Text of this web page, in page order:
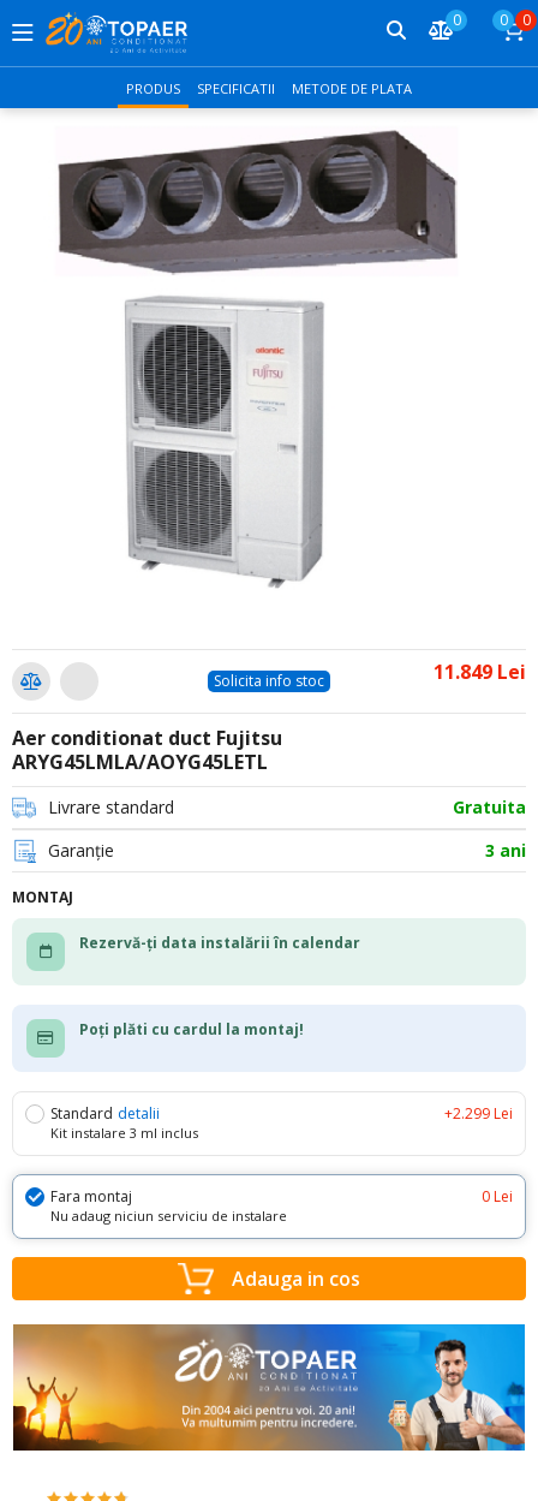
0 0 0
PRODUS SPECIFICATII METODE DE PLATA
Solicita info stoc 11.849 Lei
Aer conditionat duct Fujitsu
ARYG45LMLA/AOYG45LETL
Livrare standard
Gratuita
Garanție
3 ani
MONTAJ
Rezervă-ți data instalării în calendar
Poți plăti cu cardul la montaj!
Standard detalii +2.299 Lei
Kit instalare 3 ml inclus
Fara montaj 0 Lei
Nu adaug niciun serviciu de instalare
Adauga in cos